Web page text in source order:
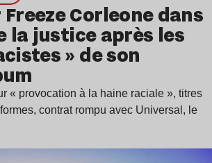
Corleone dans
la justice après les
» de son
« provocation à la haine raciale », titres
contrat rompu avec Universal, le